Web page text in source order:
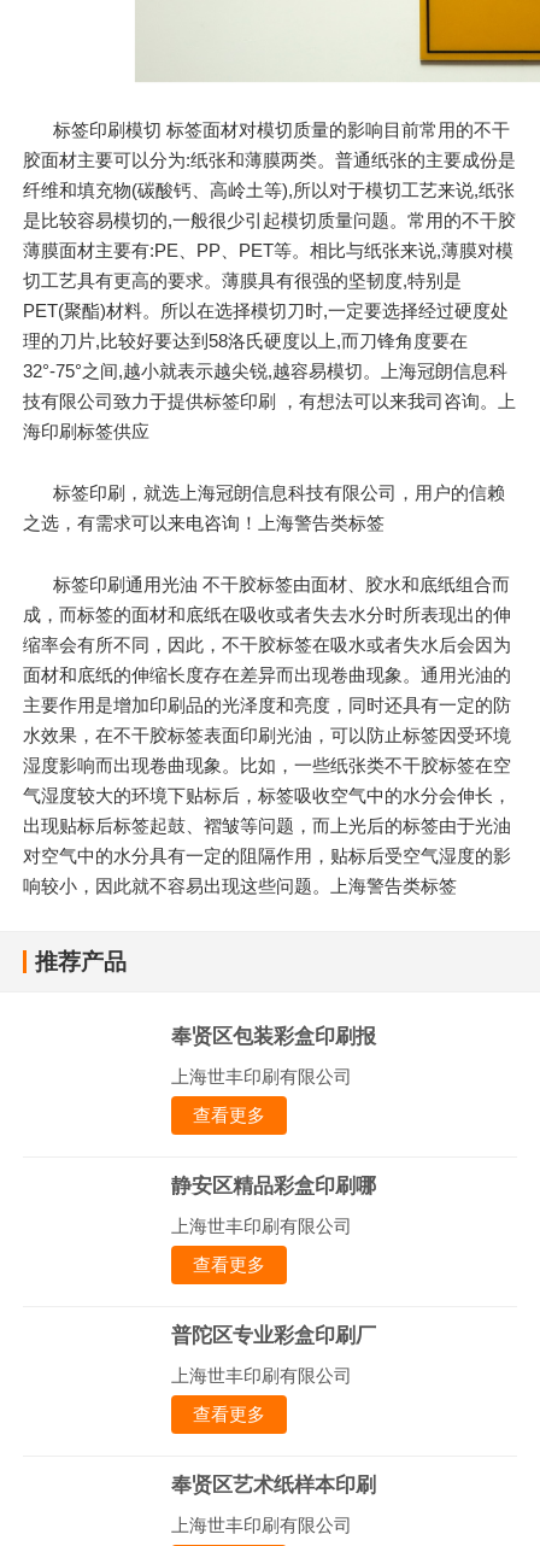
标签印刷模切 标签面材对模切质量的影响目前常用的不干
胶面材主要可以分为:纸张和薄膜两类。普通纸张的主要成份是
纤维和填充物(碳酸钙、高岭土等),所以对于模切工艺来说,纸张
是比较容易模切的,一般很少引起模切质量问题。常用的不干胶
薄膜面材主要有:PE、PP、PET等。相比与纸张来说,薄膜对模
切工艺具有更高的要求。薄膜具有很强的坚韧度,特别是
PET(聚酯)材料。所以在选择模切刀时,一定要选择经过硬度处
理的刀片,比较好要达到58洛氏硬度以上,而刀锋角度要在
32°-75°之间,越小就表示越尖锐,越容易模切。上海冠朗信息科
技有限公司致力于提供标签印刷 ，有想法可以来我司咨询。上
海印刷标签供应
标签印刷，就选上海冠朗信息科技有限公司，用户的信赖
之选，有需求可以来电咨询！上海警告类标签
标签印刷通用光油 不干胶标签由面材、胶水和底纸组合而
成，而标签的面材和底纸在吸收或者失去水分时所表现出的伸
缩率会有所不同，因此，不干胶标签在吸水或者失水后会因为
面材和底纸的伸缩长度存在差异而出现卷曲现象。通用光油的
主要作用是增加印刷品的光泽度和亮度，同时还具有一定的防
水效果，在不干胶标签表面印刷光油，可以防止标签因受环境
湿度影响而出现卷曲现象。比如，一些纸张类不干胶标签在空
气湿度较大的环境下贴标后，标签吸收空气中的水分会伸长，
出现贴标后标签起鼓、褶皱等问题，而上光后的标签由于光油
对空气中的水分具有一定的阻隔作用，贴标后受空气湿度的影
响较小，因此就不容易出现这些问题。上海警告类标签
推荐产品
奉贤区包装彩盒印刷报
上海世丰印刷有限公司
查看更多
静安区精品彩盒印刷哪
上海世丰印刷有限公司
查看更多
普陀区专业彩盒印刷厂
上海世丰印刷有限公司
查看更多
奉贤区艺术纸样本印刷
上海世丰印刷有限公司